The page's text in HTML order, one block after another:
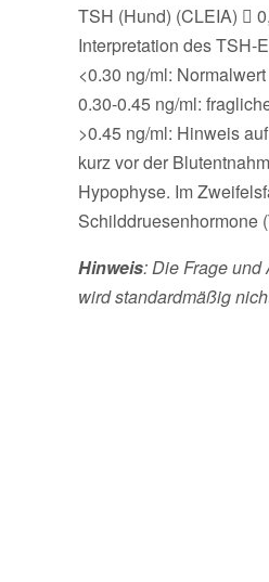
TSH (Hund) (CLEIA) 
Interpretation des TSH-
<0.30 ng/ml: Normalwert
0.30-0.45 ng/ml:
>0.45 ng/ml: Hinweis
kurz vor der
Hypophyse. Im
Schilddruesenhormone
Hinweis: Die Frage und
wird standardmäßig